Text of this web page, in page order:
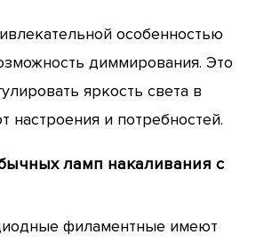
особенностью
диммирования. Это
яркость света в
настроения и потребностей.
ламп накаливания с
филаментные имеют